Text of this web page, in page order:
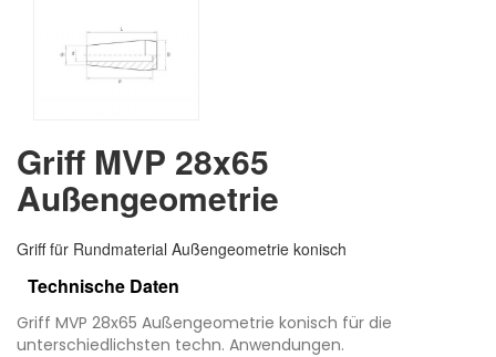
Griff MVP 28x65
Außengeometrie
Griff für Rundmaterial Außengeometrie konisch
Technische Daten
Griff MVP 28x65 Außengeometrie konisch für die
unterschiedlichsten techn. Anwendungen.